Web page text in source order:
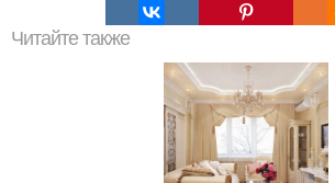
Читайте также